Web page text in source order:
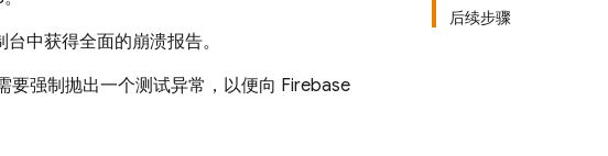
后续步骤
台中获得全面的崩溃报告。
要强制抛出一个测试异常，以便向 Firebase